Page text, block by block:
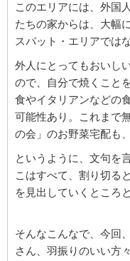
このエリアには、外国
たちの家からは、大幅
スパット・エリアでは
外人にとってもおいし
ので、自分で焼くこと
食やイタリアンなどの
可能性あり。これまで
の会」のお野菜宅配も
というように、文句を
こはすべて、割り切る
を見出していくところ
そんなこんなで、今回
さん、羽振りのいい方